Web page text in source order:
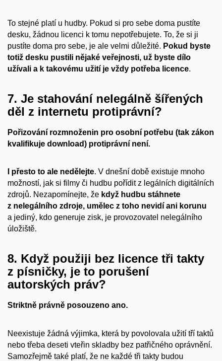
To stejné platí u hudby. Pokud si pro sebe doma pustíte
desku, žádnou licenci k tomu nepotřebujete. To, že si ji
pustíte doma pro sebe, je ale velmi důležité. Pokud byste
totiž desku pustili nějaké veřejnosti, už byste dílo
užívali a k takovému užití je vždy potřeba licence.
7. Je stahování nelegálně šířených
děl z internetu protiprávní?
Pořizování rozmnoženin pro osobní potřebu (tak zákon
kvalifikuje download) protiprávní není.
I přesto to ale nedělejte. V dnešní době existuje mnoho
možností, jak si filmy či hudbu pořídit z legálních digitálních
zdrojů. Nezapomínejte, že když hudbu stáhnete
z nelegálního zdroje, umělec z toho nevidí ani korunu
a jediný, kdo generuje zisk, je provozovatel nelegálního
úložiště.
8. Když použiji bez licence tři takty
z písničky, je to porušení
autorských práv?
Striktně právně posouzeno ano.
Neexistuje žádná výjimka, která by povolovala užití tří taktů
nebo třeba deseti vteřin skladby bez patřičného oprávnění.
Samozřejmě také platí, že ne každé tři takty budou